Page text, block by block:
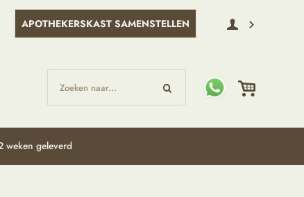
APOTHEKERSKAST SAMENSTELLEN
Zoeken naar...
weken geleverd